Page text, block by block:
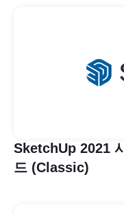
SketchUp 2021
드 (Classic)